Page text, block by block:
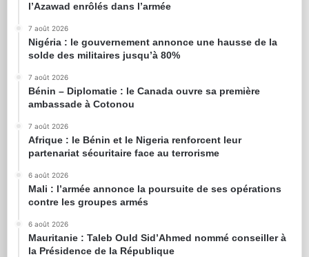
l’Azawad enrôlés dans l’armée
7 août 2026
Nigéria : le gouvernement annonce une hausse de la
solde des militaires jusqu’à 80%
7 août 2026
Bénin – Diplomatie : le Canada ouvre sa première
ambassade à Cotonou
7 août 2026
Afrique : le Bénin et le Nigeria renforcent leur
partenariat sécuritaire face au terrorisme
6 août 2026
Mali : l’armée annonce la poursuite de ses opérations
contre les groupes armés
6 août 2026
Mauritanie : Taleb Ould Sid’Ahmed nommé conseiller à
la Présidence de la République